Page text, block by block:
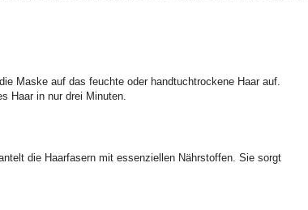
Maske auf das feuchte oder handtuchtrockene Haar auf.
Haar in nur drei Minuten.
die Haarfasern mit essenziellen Nährstoffen. Sie sorgt